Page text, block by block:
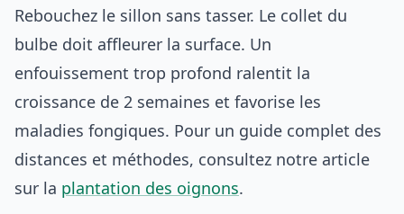
Rebouchez le sillon sans tasser. Le collet du
bulbe doit affleurer la surface. Un
enfouissement trop profond ralentit la
croissance de 2 semaines et favorise les
maladies fongiques. Pour un guide complet des
distances et méthodes, consultez notre article
sur la plantation des oignons.